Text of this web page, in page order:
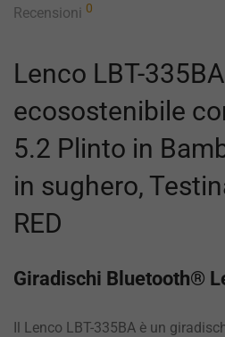
Recensioni 0
Lenco LBT-
ecosostenibile
5.2 Plinto in
in sughero,
RED
Giradischi Bluetooth®
Il Lenco LBT-335BA è un